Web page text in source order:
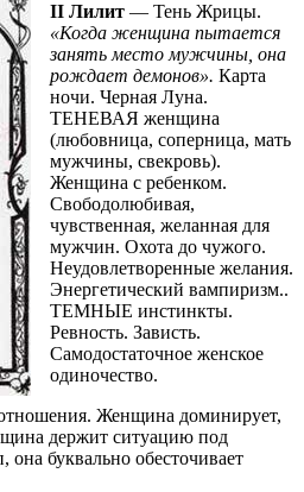
II Лилит — Тень Жрицы.
«Когда женщина пытается
занять место мужчины, она
рождает демонов». Карта
ночи. Черная Луна.
ТЕНЕВАЯ женщина
(любовница, соперница, мать
мужчины, свекровь).
Женщина с ребенком.
Свободолюбивая,
чувственная, желанная для
мужчин. Охота до чужого.
Неудовлетворенные желания.
Энергетический вампиризм..
ТЕМНЫЕ инстинкты.
Ревность. Зависть.
Самодостаточное женское
одиночество.
Женщина доминирует,
держит ситуацию под
буквально обесточивает